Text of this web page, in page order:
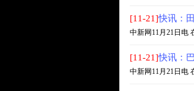
[11-21]快讯：
中新网11月21日电
[11-21]快讯：
中新网11月21日电